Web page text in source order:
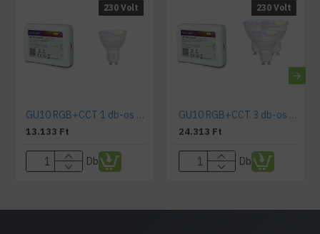
230 Volt
GU10 RGB+CCT 1 db-os Wifi smart izzó szett
13.133 Ft
Db
230 Volt
GU10 RGB+CCT 3 db-os Wifi smart izzó szett
24.313 Ft
Db